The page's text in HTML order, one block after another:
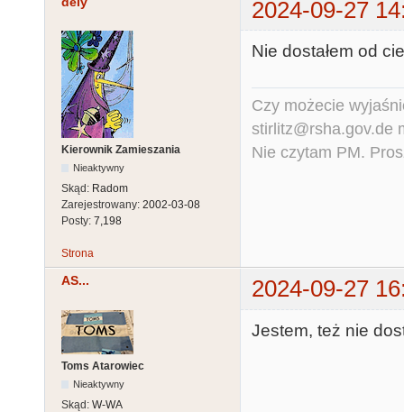
2024-09-27
Kierownik Zamieszania
Nieaktywny
Skąd: Radom
Zarejestrowany: 2002-03-08
Posty: 7,198
Nie dostałem od
Czy możecie
stirlitz@rsha.gov.de
Nie czytam PM.
Strona
AS... 2024-09-27
Toms Atarowiec
Nieaktywny
Skąd: W-WA
Jestem, też nie